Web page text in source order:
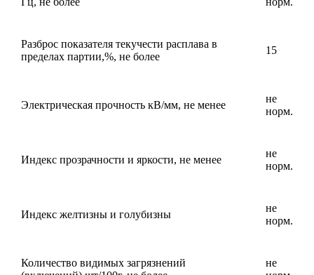
Разброс показателя текучести расплава в
пределах партии,%, не более
15
Электрическая прочность кВ/мм, не менее
не
норм.
Индекс прозрачности и яркости, не менее
не
норм.
Индекс желтизны и голубизны
не
норм.
Количество видимых загрязнений
не